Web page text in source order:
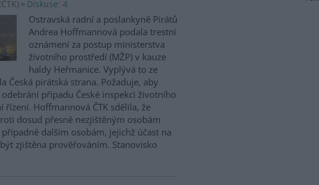
ČTK) Diskuse: 4
Ostravská radní a poslankyně Pirátů
Andrea Hoffmannová podala trestní
oznámení za postup ministerstva
životního prostředí (MŽP) v kauze
haldy Heřmanice. Vyplývá to ze
Česká pirátská strana. Požaduje, aby
případu České inspekci životního
řízení. Hoffmannová ČTK sdělila, že
dosud přesně nezjištěným osobám
dalším osobám, jejichž účast na
zjištěna prověřováním. Stanovisko